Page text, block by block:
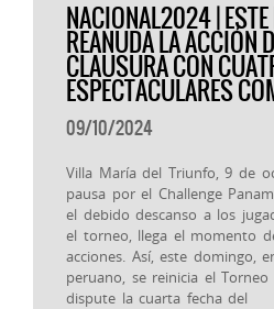
NACIONAL2024 |
REANUDA LA ACCIÓN
CLAUSURA CON
ESPECTACULARES
09/10/2024
Villa María del Triunfo, 9 de
pausa por el Challenge
el debido descanso a los
el torneo, llega el momento
acciones. Así, este domingo,
peruano, se reinicia el
dispute la cuarta fecha del